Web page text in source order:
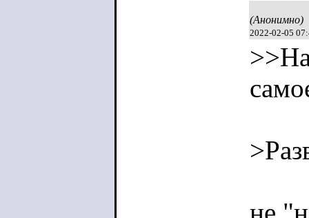
(Анонимно)
2022-02-05